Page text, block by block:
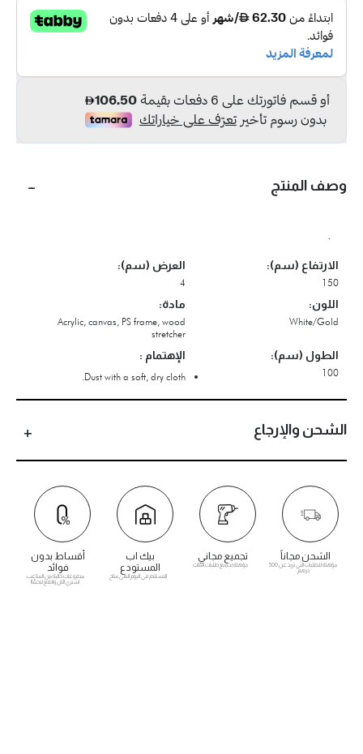
وصف المنتج
.
الارتفاع (سم):
150
العرض (سم):
4
اللون:
White/Gold
مادة:
Acrylic, canvas, PS frame, wood
stretcher
الطول (سم):
100
الإهتمام :
Dust with a soft, dry cloth.
الشحن والإرجاع
الشحن مجاناً
مؤهلة للطلبات التي تزيد عن 500
درهم
تجميع مجاني
مؤهلة لجميع طلبات الأثاث
بيك اب
المستودع
الاستلام في اليوم التالي متاح
أقساط بدون
فوائد
مدفوعات خالية من المتاعب.
اشتري الآن وادفع لاحقًا!